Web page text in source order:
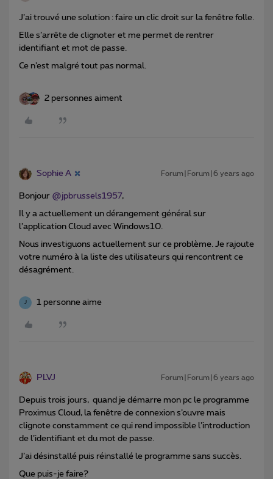
J’ai trouvé une solution : faire un clic droit sur la fenêtre folle.
Elle s’arrête de clignoter et me permet de rentrer
identifiant et mot de passe.
Ce n’est malgré tout pas normal.
2 personnes aiment
Sophie A Forum|Forum|6 years ago
Bonjour @jpbrussels1957,
Il y a actuellement un dérangement général sur
l’application Cloud avec Windows10.
Nous investiguons actuellement sur ce problème. Je rajoute
votre numéro à la liste des utilisateurs qui rencontrent ce
désagrément.
J 1 personne aime
PLVJ Forum|Forum|6 years ago
Depuis trois jours, quand je démarre mon pc le programme
Proximus Cloud, la fenêtre de connexion s’ouvre mais
clignote constamment ce qui rend impossible l’introduction
de l’identifiant et du mot de passe.
J’ai désinstallé puis réinstallé le programme sans succès.
Que puis-je faire?